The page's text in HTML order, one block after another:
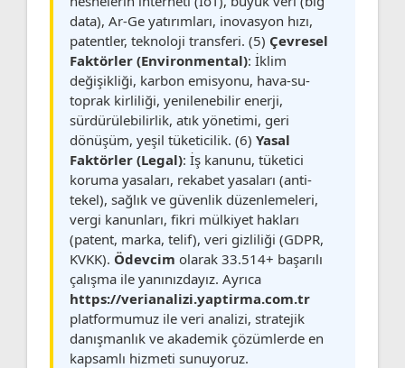
data), Ar-Ge yatırımları, inovasyon hızı,
patentler, teknoloji transferi. (5) Çevresel
Faktörler (Environmental): İklim
değişikliği, karbon emisyonu, hava-su-
toprak kirliliği, yenilenebilir enerji,
sürdürülebilirlik, atık yönetimi, geri
dönüşüm, yeşil tüketicilik. (6) Yasal
Faktörler (Legal): İş kanunu, tüketici
koruma yasaları, rekabet yasaları (anti-
tekel), sağlık ve güvenlik düzenlemeleri,
vergi kanunları, fikri mülkiyet hakları
(patent, marka, telif), veri gizliliği (GDPR,
KVKK). Ödevcim olarak 33.514+ başarılı
çalışma ile yanınızdayız. Ayrıca
https://verianalizi.yaptirma.com.tr
platformumuz ile veri analizi, stratejik
danışmanlık ve akademik çözümlerde en
kapsamlı hizmeti sunuyoruz.